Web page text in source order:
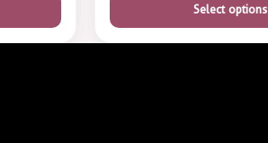
Select options